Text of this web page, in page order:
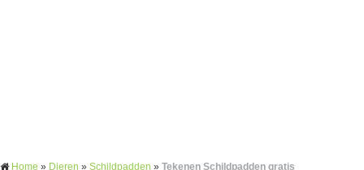
Home » Dieren » Schildpadden » Tekenen Schildpadden gratis